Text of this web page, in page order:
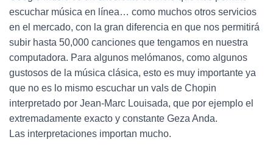
escuchar música en línea… como muchos otros servicios
en el mercado, con la gran diferencia en que nos permitirá
subir hasta 50,000 canciones que tengamos en nuestra
computadora. Para algunos melómanos, como algunos
gustosos de la música clásica, esto es muy importante ya
que no es lo mismo escuchar un vals de Chopin
interpretado por Jean-Marc Louisada, que por ejemplo el
extremadamente exacto y constante Geza Anda.
Las interpretaciones importan mucho.